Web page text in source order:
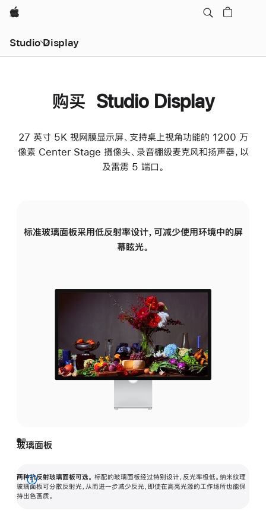
Apple
Studio Display
购买 Studio Display
27 英寸 5K 视网膜显示屏、支持桌上视角功能的 1200 万
像素 Center Stage 摄像头、录音棚级麦克风和扬声器，以
及雷雳 5 端口。
标准玻璃面板采用低反射率设计，可减少使用环境中的屏
幕眩光。
玻璃面板
两种抗反射玻璃面板可选。 标配的玻璃面板经过特别设计，反光率极低。纳米纹理
玻璃面板可分散反射光，从而进一步减少反光，即使在高亮光源的工作场所也能保
持出色画质。
展
开